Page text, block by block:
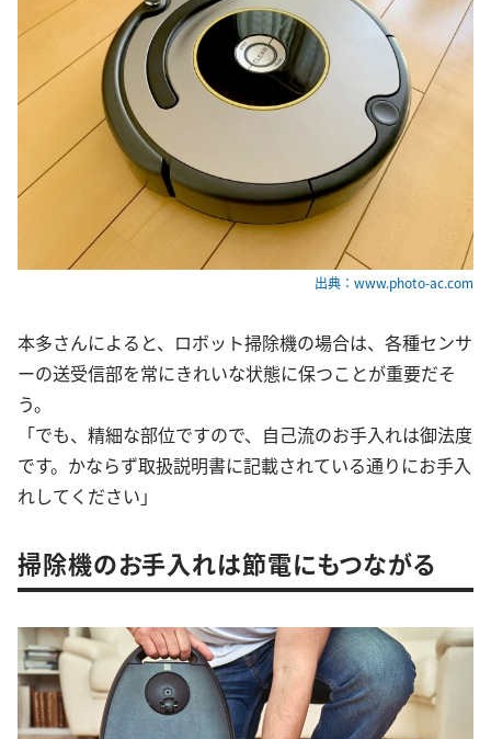
出典：www.photo-ac.com
本多さんによると、ロボット掃除機の場合は、各種センサ
ーの送受信部を常にきれいな状態に保つことが重要だそ
う。
「でも、精細な部位ですので、自己流のお手入れは御法度
です。かならず取扱説明書に記載されている通りにお手入
れしてください」
掃除機のお手入れは節電にもつながる